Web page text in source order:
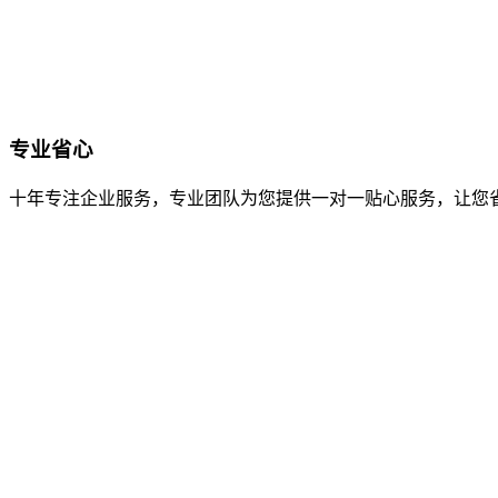
专业省心
十年专注企业服务，专业团队为您提供一对一贴心服务，让您